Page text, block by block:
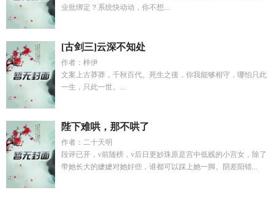
业批绑定？系统快动动，你不想...
[古剑三]云深不知处
作者：梓伊
文案上古莽莽，千秋百代。死生之後，你我能够相守，哪怕只此
一生，只此一世。...
陛下难哄，那不哄了
作者：二十天明
段评已开，v前随榜，v后日更妙珠原是宫中低贱的小宫女，除了
带她长大的嬷嬷对她好些，谁都可以踩上她一脚。阴差阳错...